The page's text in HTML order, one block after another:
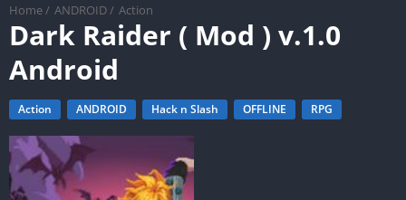
Home / ANDROID / Action
Dark Raider ( Mod ) v.1.0
Android
Action ANDROID Hack n Slash OFFLINE RPG